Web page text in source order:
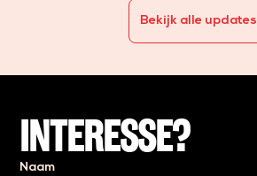
Bekijk alle updates
INTERESSE?
Naam